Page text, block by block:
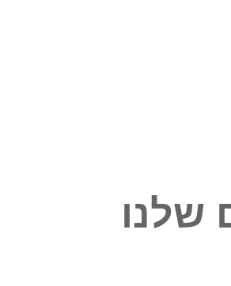
שלנו